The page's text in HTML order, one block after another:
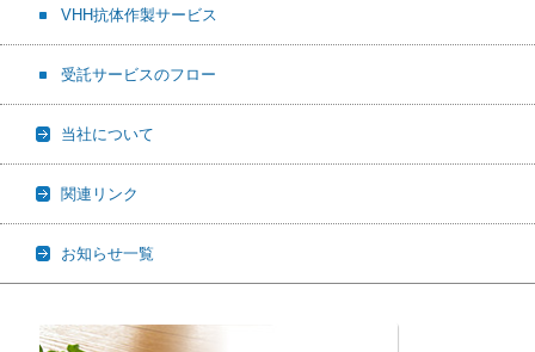
VHH抗体作製サービス
受託サービスのフロー
当社について
関連リンク
お知らせ一覧